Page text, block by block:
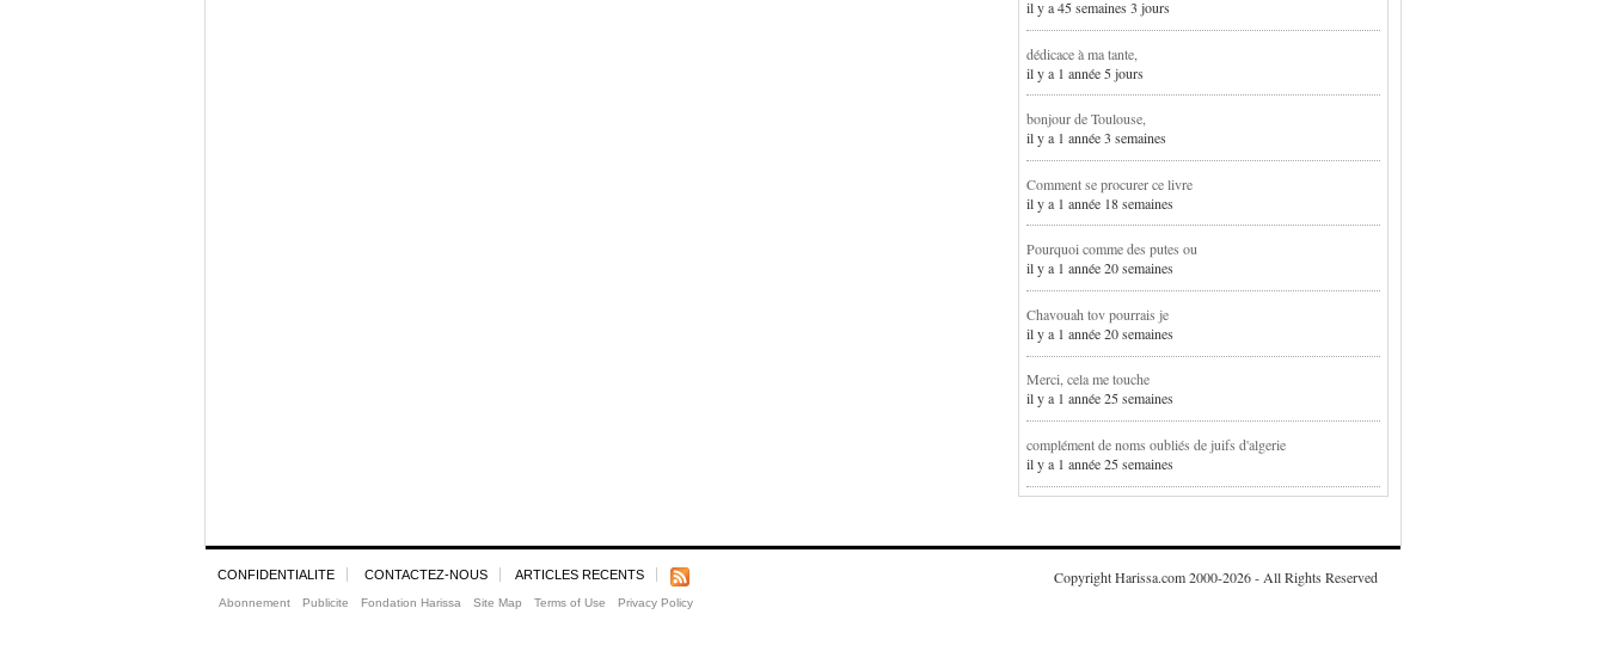
il y a 45 semaines 3 jours
dédicace à ma tante,
il y a 1 année 5 jours
bonjour de Toulouse,
il y a 1 année 3 semaines
Comment se procurer ce livre
il y a 1 année 18 semaines
Pourquoi comme des putes ou
il y a 1 année 20 semaines
Chavouah tov pourrais je
il y a 1 année 20 semaines
Merci, cela me touche
il y a 1 année 25 semaines
complément de noms oubliés de juifs d'algerie
il y a 1 année 25 semaines
CONFIDENTIALITE CONTACTEZ-NOUS ARTICLES RECENTS
Abonnement Publicite Fondation Harissa Site Map Terms of Use Privacy Policy
Copyright Harissa.com 2000-2026 - All Rights Reserved